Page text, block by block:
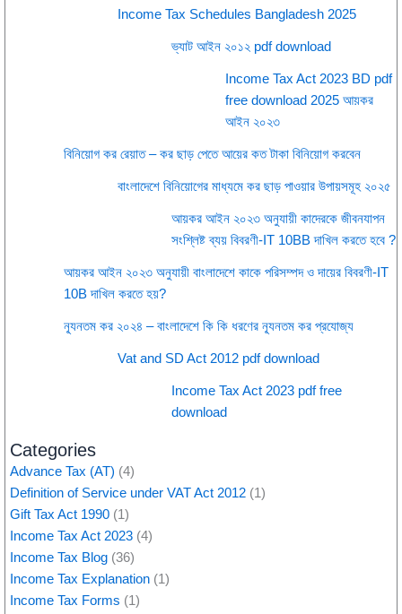
Income Tax Schedules Bangladesh 2025
ভ্যাট আইন ২০১২ pdf download
Income Tax Act 2023 BD pdf
free download 2025 আয়কর
আইন ২০২৩
বিনিয়োগ কর রেয়াত – কর ছাড় পেতে আয়ের কত টাকা বিনিয়োগ করবেন
বাংলাদেশে বিনিয়োগের মাধ্যমে কর ছাড় পাওয়ার উপায়সমূহ ২০২৫
আয়কর আইন ২০২৩ অনুযায়ী কাদেরকে জীবনযাপন
সংশ্লিষ্ট ব্যয় বিবরণী-IT 10BB দাখিল করতে হবে ?
আয়কর আইন ২০২৩ অনুযায়ী বাংলাদেশে কাকে পরিসম্পদ ও দায়ের বিবরণী-IT
10B দাখিল করতে হয়?
ন্যূনতম কর ২০২৪ – বাংলাদেশে কি কি ধরণের ন্যূনতম কর প্রযোজ্য
Vat and SD Act 2012 pdf download
Income Tax Act 2023 pdf free
download
Categories
Advance Tax (AT) (4)
Definition of Service under VAT Act 2012 (1)
Gift Tax Act 1990 (1)
Income Tax Act 2023 (4)
Income Tax Blog (36)
Income Tax Explanation (1)
Income Tax Forms (1)